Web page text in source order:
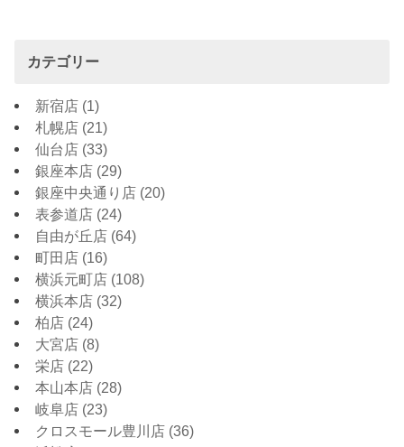
カテゴリー
新宿店 (1)
札幌店 (21)
仙台店 (33)
銀座本店 (29)
銀座中央通り店 (20)
表参道店 (24)
自由が丘店 (64)
町田店 (16)
横浜元町店 (108)
横浜本店 (32)
柏店 (24)
大宮店 (8)
栄店 (22)
本山本店 (28)
岐阜店 (23)
クロスモール豊川店 (36)